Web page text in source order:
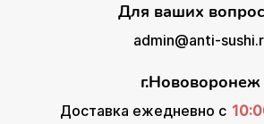
Для ваших
admin@anti-
г.Нововоронеж
Доставка ежедневно с